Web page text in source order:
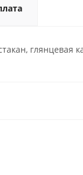
глянцевая